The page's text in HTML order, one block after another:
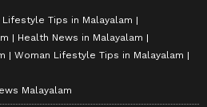
Lifestyle Tips in Malayalam
Health News in Malayalam
Woman Lifestyle Tips in Malayalam
Malayalam